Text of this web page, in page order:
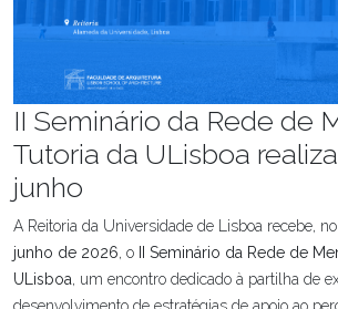
II Seminário da Rede de
Tutoria da ULisboa
junho
A Reitoria da Universidade de Lisboa recebe,
junho de 2026, o
II Seminário da Rede de
ULisboa, um encontro dedicado à partilha de
desenvolvimento de estratégias de apoio ao